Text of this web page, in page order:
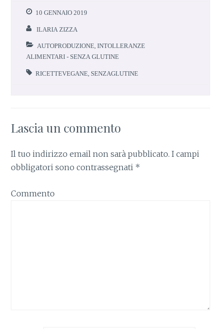
10 GENNAIO 2019
ILARIA ZIZZA
AUTOPRODUZIONE ,INTOLLERANZE
ALIMENTARI - SENZA GLUTINE
RICETTEVEGANE SENZAGLUTINE
Lascia un commento
Il tuo indirizzo email non sarà pubblicato. I campi
obbligatori sono contrassegnati *
Commento